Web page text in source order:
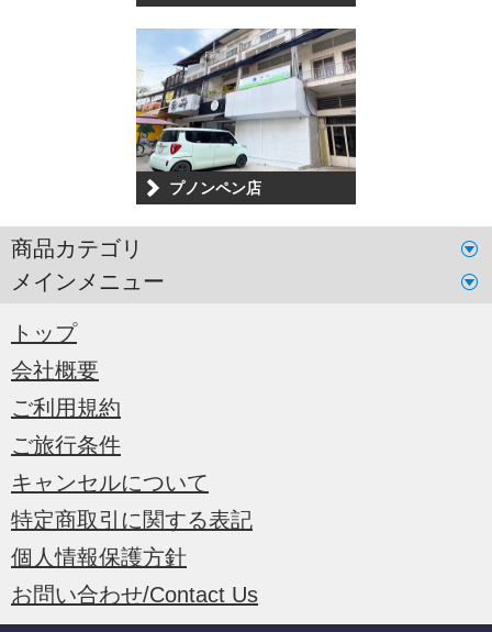
プノンペン店
商品カテゴリ
メインメニュー
トップ
会社概要
ご利用規約
ご旅行条件
キャンセルについて
特定商取引に関する表記
個人情報保護方針
お問い合わせ/Contact Us